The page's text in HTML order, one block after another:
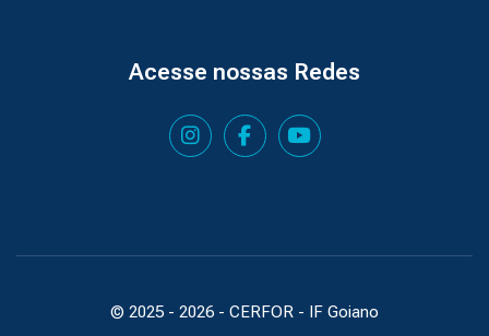
Acesse nossas Redes
© 2025 - 2026 - CERFOR - IF Goiano